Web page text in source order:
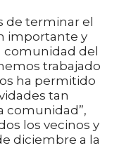
de terminar el
importante y
comunidad del
trabajado
ha permitido
tan
comunidad”,
los vecinos y
diciembre a la